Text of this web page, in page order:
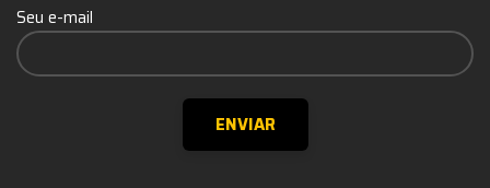
Seu e-mail